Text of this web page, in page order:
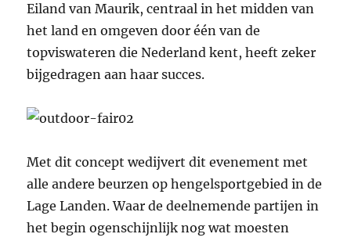
Eiland van Maurik, centraal in het midden van
het land en omgeven door één van de
topviswateren die Nederland kent, heeft zeker
bijgedragen aan haar succes.
Met dit concept wedijvert dit evenement met
alle andere beurzen op hengelsportgebied in de
Lage Landen. Waar de deelnemende partijen in
het begin ogenschijnlijk nog wat moesten